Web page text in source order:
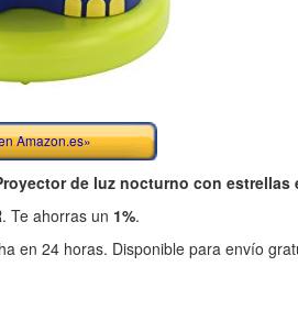
Amazon.es»
de luz nocturno con estrellas
. Te ahorras un 1%.
en 24 horas. Disponible para envío